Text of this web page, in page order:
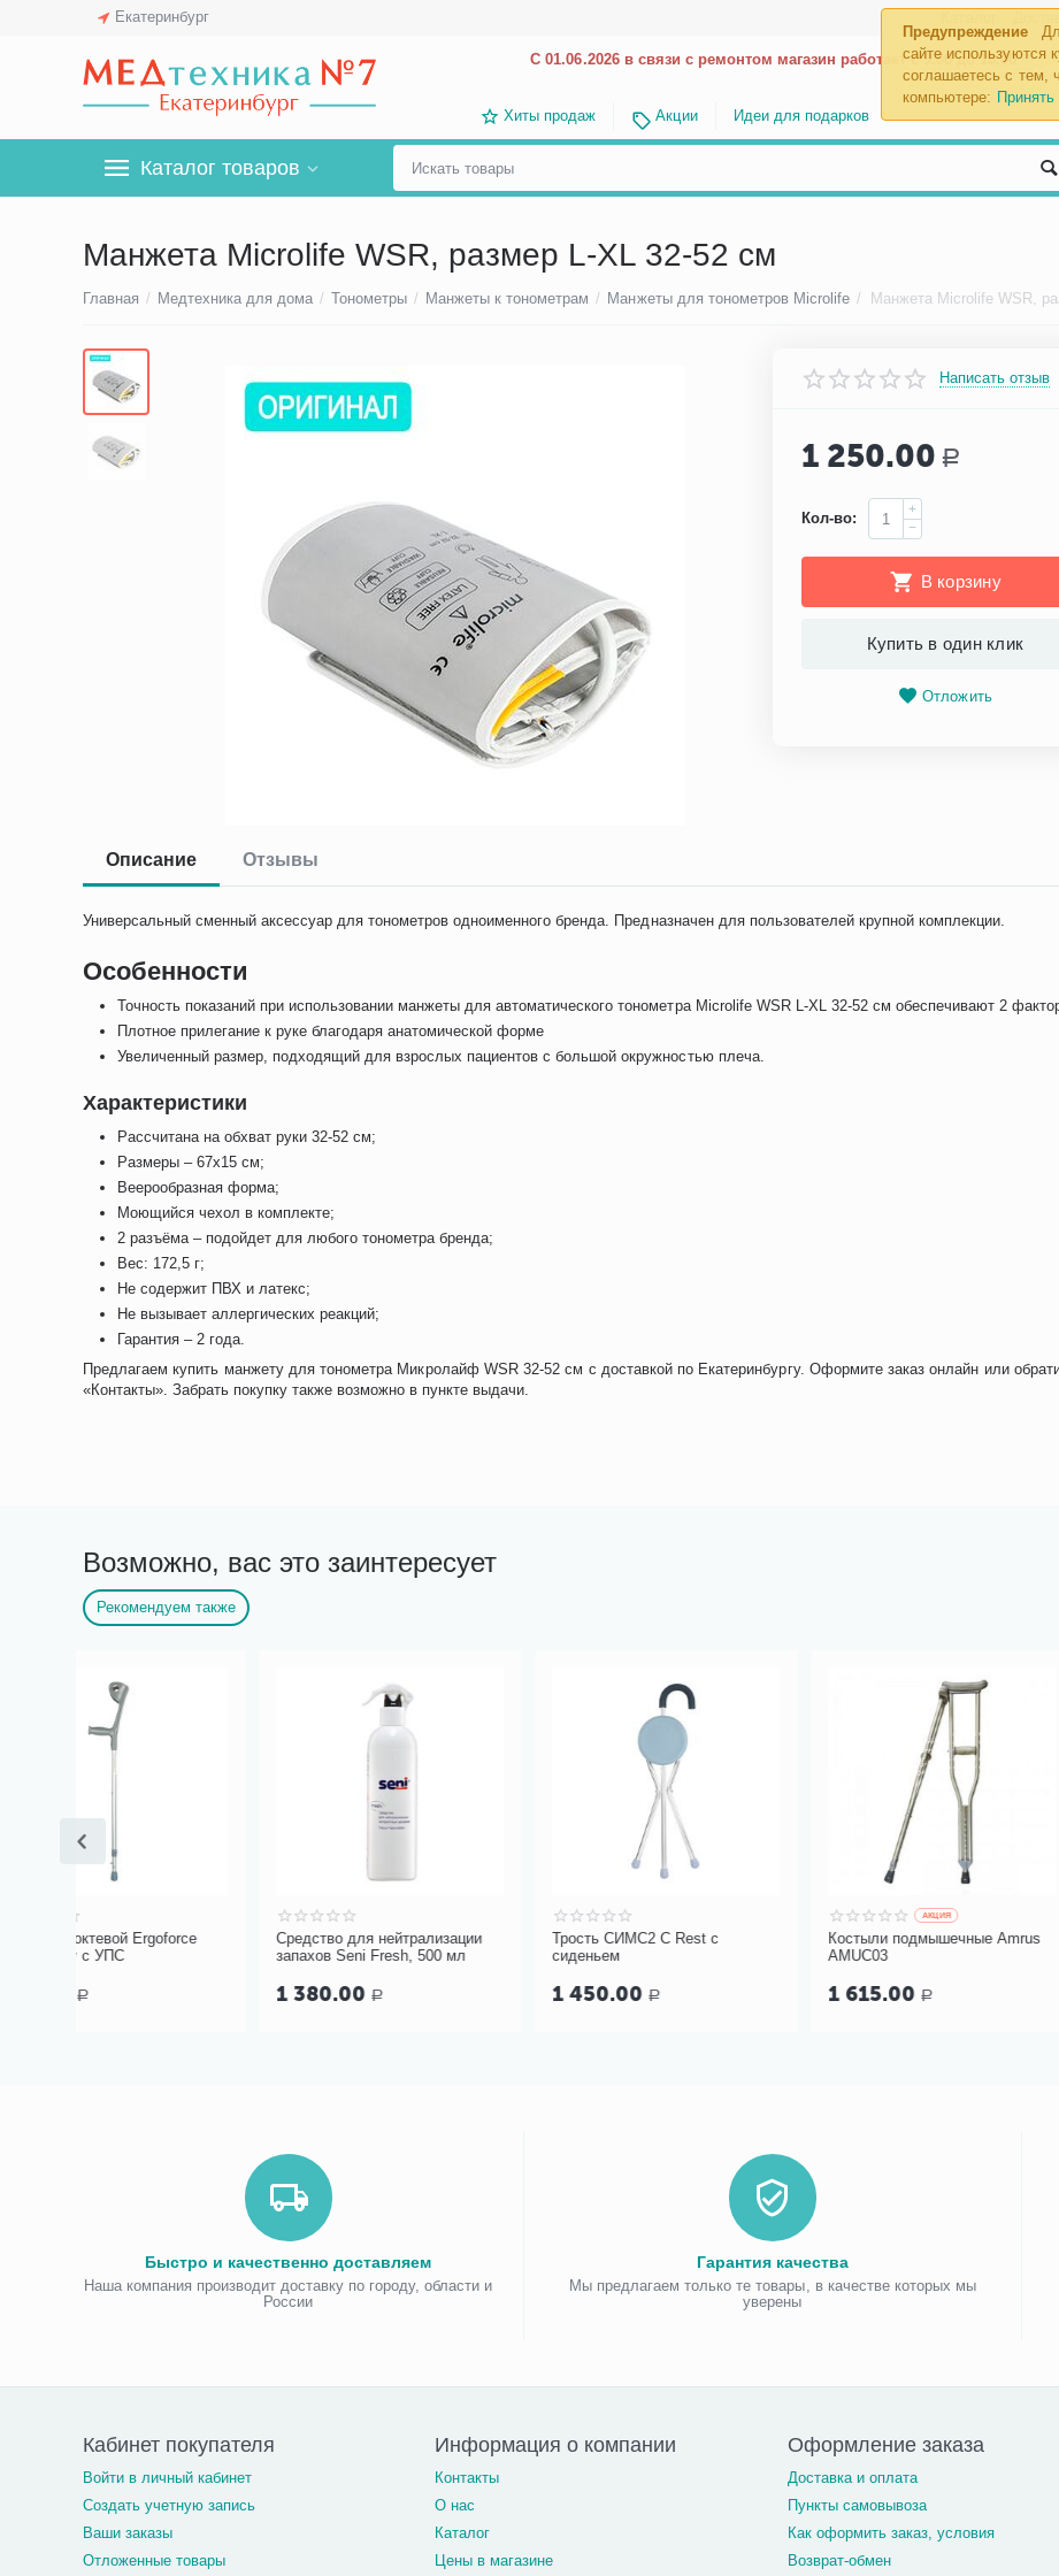
Предупреждение
сайте используются
соглашаетесь с тем,
компьютере: Принять
Екатеринбург
С 01.06.2026 в связи с ремонтом магазин работает с 9.00 до 18.00
Хиты продаж Акции Идеи для подарков
Каталог товаров
Манжета Microlife WSR, размер L-XL 32-52 см
Главная / Медтехника для дома / Тонометры / Манжеты к тонометрам / Манжеты для тонометров Мicrolife / Манжета Microlife WSR,
Написать отзыв
1 250.00 Р
Кол-во:
+
−
В корзину
Купить в один клик
Отложить
Описание Отзывы
Универсальный сменный аксессуар для тонометров одноименного бренда. Предназначен для пользователей крупной комплекции.
Особенности
Точность показаний при использовании манжеты для автоматического тонометра Microlife WSR L-XL 32-52 см обеспечивают 2
Плотное прилегание к руке благодаря анатомической форме
Увеличенный размер, подходящий для взрослых пациентов с большой окружностью плеча.
Характеристики
Рассчитана на обхват руки 32-52 см;
Размеры – 67x15 см;
Веерообразная форма;
Моющийся чехол в комплекте;
2 разъёма – подойдет для любого тонометра бренда;
Вес: 172,5 г;
Не содержит ПВХ и латекс;
Не вызывает аллергических реакций;
Гарантия – 2 года.
Предлагаем купить манжету для тонометра Микролайф WSR 32-52 см с доставкой по Екатеринбургу. Оформите заказ онлайн или
«Контакты». Забрать покупку также возможно в пункте выдачи.
Возможно, вас это заинтересует
Рекомендуем также
Средство для нейтрализации
запахов Seni Fresh, 500 мл
Трость СИМС2 C Rest с
сиденьем
1 450.00
Костыли подмышечные Amrus
1 615.00
Тест-полоски ТМ
1 690.00
Быстро и качественно доставляем
Наша компания производит доставку по городу, области и
России
Гарантия качества
Мы предлагаем только те товары, в качестве которых мы
уверены
Кабинет покупателя
Войти в личный кабинет
Создать учетную запись
Ваши заказы
Отложенные товары
Информация о компании
Контакты
О нас
Каталог
Цены в магазине
Оформление заказа
Доставка и оплата
Пункты самовывоза
Как оформить заказ, условия
Возврат-обмен